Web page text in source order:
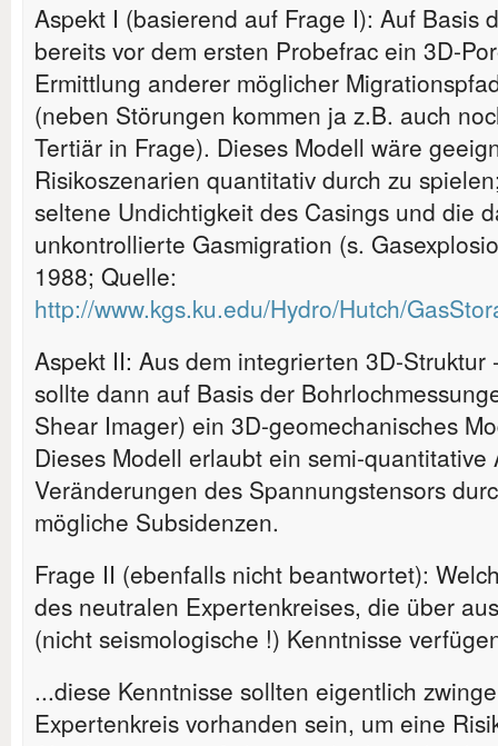
Aspekt I (basierend auf Frage I): Auf Basis
bereits vor dem ersten Probefrac ein 3D-
Ermittlung anderer möglicher
(neben Störungen kommen ja z.B. auch
Tertiär in Frage). Dieses Modell wäre
Risikoszenarien quantitativ durch zu
seltene Undichtigkeit des Casings und die
unkontrollierte Gasmigration (s.
1988; Quelle:
http://www.kgs.ku.edu/Hydro/Hutch/
Aspekt II: Aus dem integrierten 3D-Struktur
sollte dann auf Basis der
Shear Imager) ein 3D-geomechanisches
Dieses Modell erlaubt ein semi-quantitative
Veränderungen des Spannungstensors
mögliche Subsidenzen.
Frage II (ebenfalls nicht beantwortet):
des neutralen Expertenkreises, die über
(nicht seismologische !) Kenntnisse
...diese Kenntnisse sollten eigentlich
Expertenkreis vorhanden sein, um eine